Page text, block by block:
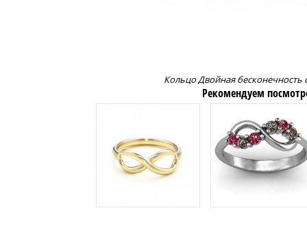
Кольцо Двойная бесконечность
Рекомендуем